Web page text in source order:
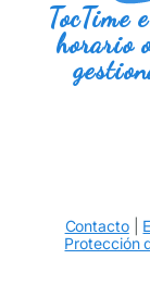
TocTime
horario
Contacto|
Protección